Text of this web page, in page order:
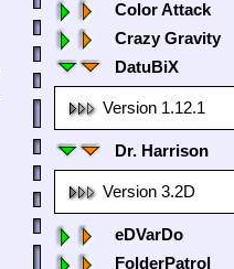
Color Attack
Crazy Gravity
DatuBiX
Version 1.12.1
Dr. Harrison
Version 3.2D
eDVarDo
FolderPatrol